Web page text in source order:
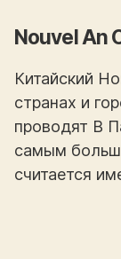
Nouvel An
Китайский
странах и
проводят В
самым
считается